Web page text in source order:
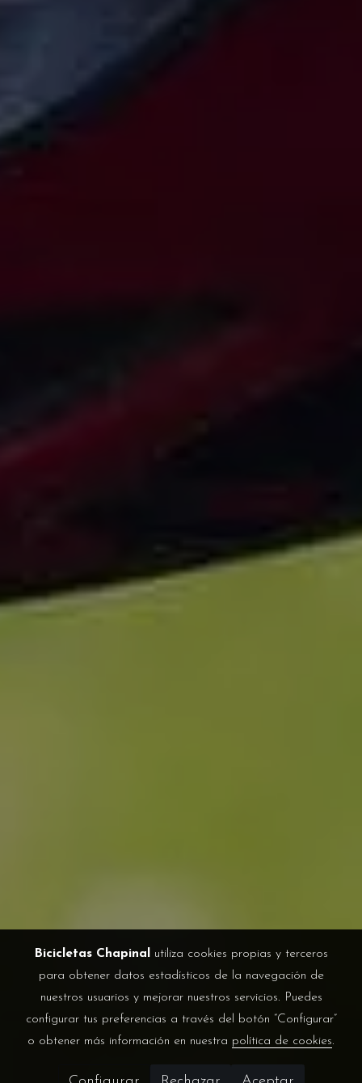
Bicicletas Chapinal
utiliza cookies propias y terceros
para obtener datos estadísticos de la navegación de
nuestros usuarios y mejorar nuestros servicios. Puedes
configurar tus preferencias a través del botón “Configurar”
o obtener más información en nuestra política de cookies.